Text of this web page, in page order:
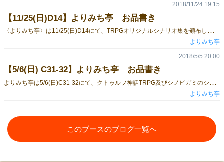
【11/25(日)D14】よりみち亭 お品書き
〈
よりみち亭〉は11/25(日)D14にて、TRPGオリジナルシナリオ集を頒布します。 ゲムマ春に引き続き、クトゥルフ神話TRPGとシノビガミの新刊に加え、今回はインセインの新刊もございます！ また、ゲムマ春にて頒布した既刊も若干部数ではありますが、頒布します。 ぜひお手に取っていただけたら幸いです。 【新刊】クトゥルフ神話TRPGシナリオ集「Abyss-アビス-」 シナリオ4本収録/A5/76P/表紙カラー本文モノクロ/800円 現代のアメリカ及び日本を舞台にしたシナリオを4本収録しています！ 〈収録シナリオ〉 ・揺蕩う水面は遠く(現代アメリカ・クローズド) ・「ウサギの穴」におちて(現代アメリカ・半シティ) ・海神の里(現代日本・村クローズド) ・黒棺の魔女(現代日本・半シティ) 【新刊】インセインシナリオ集「こころ劇場」 シナリオ4本収録/A5/P50/表紙カラー本文モノクロ/700円 本当は怖い現代日本を舞台にしたシナリオを4本収録しています！ 〈収録シナリオ〉 ・海の客室(2人・3サイクル・協力型) ・それはすぐ隣に(2人・2サイクル・協力型) ・ぼくとサンタさんとときどきトナカイ(2人・3サイクル/3人・2サイクル・特殊型) ・El teatro(5人・3サイクル・対立型) 【新刊】シノビガミシナリオ集「臥龍天晴」 シナリオ3本収録/A5/P32/表紙カラー本文モノクロ/700円 4人用シナリオを現代編、退魔編、戦国退魔編でそれぞれ1本ずつ収録しています！ 〈収録シナリオ〉 ・家宝は寝て待つな(4人・3サイクル・特殊型・現代編) ・九頭竜と舞う(4人・4サイクル・退魔編) ・青姫山の伝説(4人・3サイクル・特殊型・戦国退魔編) 【既刊】クトゥルフ神話TRPGシナリオ集「よりみちアラカルト」 シナリオ4本収録/A5/44P/表紙カラー本文モノクロ/700円 【既刊】シノビガミシナリオ集「乱世振袖始」 シナリオ3本収録/A5/32P/表紙カラー本文モノクロ/700円
2018/11/24 19:15
よりみち亭
【5/6(日) C31-32】よりみち亭 お品書き
よ
りみち亭は5/6(日)C31-32にて、クトゥルフ神話TRPG及びシノビガミのシナリオ集を頒布します。 クトゥルフ神話TRPGシナリオ集 「よりみちアラカルト」 シナリオ４本収録 A5/44P/表紙カラー本文モノクロ 700円 シノビガミシナリオ集 「乱世振袖始」 シナリオ３本収録 A5/32P/表紙カラー本文モノクロ 700円
2018/5/5 20:00
よりみち亭
このブースのブログ一覧へ